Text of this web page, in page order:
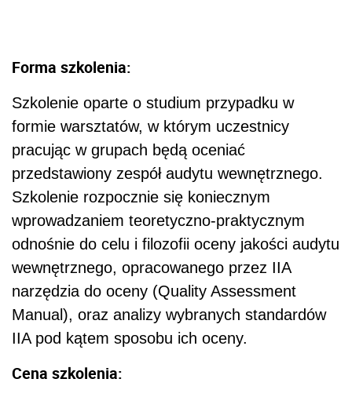
Forma szkolenia:
Szkolenie oparte o studium przypadku w
formie warsztatów, w którym uczestnicy
pracując w grupach będą oceniać
przedstawiony zespół audytu wewnętrznego.
Szkolenie rozpocznie się koniecznym
wprowadzaniem teoretyczno-praktycznym
odnośnie do celu i filozofii oceny jakości audytu
wewnętrznego, opracowanego przez IIA
narzędzia do oceny (Quality Assessment
Manual), oraz analizy wybranych standardów
IIA pod kątem sposobu ich oceny.
Cena szkolenia: